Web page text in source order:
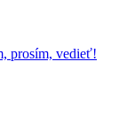
prosím, vedieť!